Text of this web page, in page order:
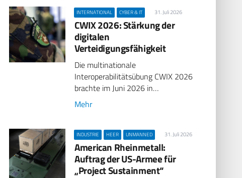
INTERNATIONAL CYBER & IT 31. Juli 2026
CWIX 2026: Stärkung der
digitalen
Verteidigungsfähigkeit
Die multinationale
Interoperabilitätsübung CWIX 2026
brachte im Juni 2026 in…
Mehr
INDUSTRIE HEER UNMANNED 31. Juli 2026
American Rheinmetall:
Auftrag der US-Armee für
„Project Sustainment“